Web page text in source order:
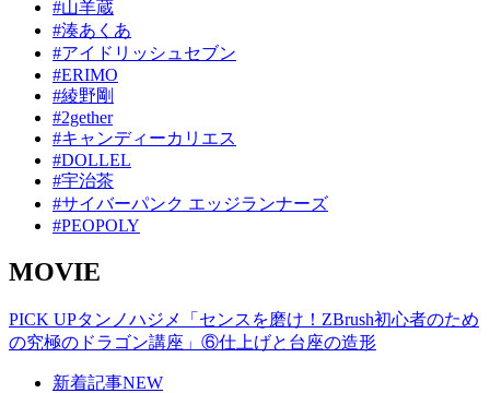
#山羊蔵
#湊あくあ
#アイドリッシュセブン
#ERIMO
#綾野剛
#2gether
#キャンディーカリエス
#DOLLEL
#宇治茶
#サイバーパンク エッジランナーズ
#PEOPOLY
MOVIE
PICK UPタンノハジメ「センスを磨け！ZBrush初心者のため
の究極のドラゴン講座」⑥仕上げと台座の造形
新着記事NEW